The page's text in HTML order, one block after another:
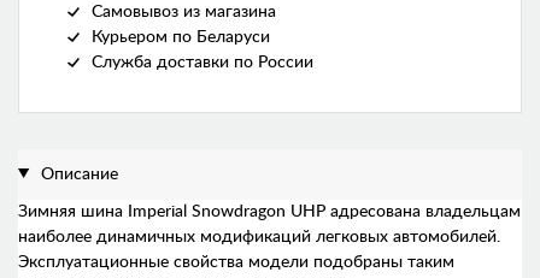
Самовывоз из магазина
Курьером по Беларуси
Служба доставки по России
Описание
Зимняя шина Imperial Snowdragon UHP адресована владельцам
наиболее динамичных модификаций легковых автомобилей.
Эксплуатационные свойства модели подобраны таким